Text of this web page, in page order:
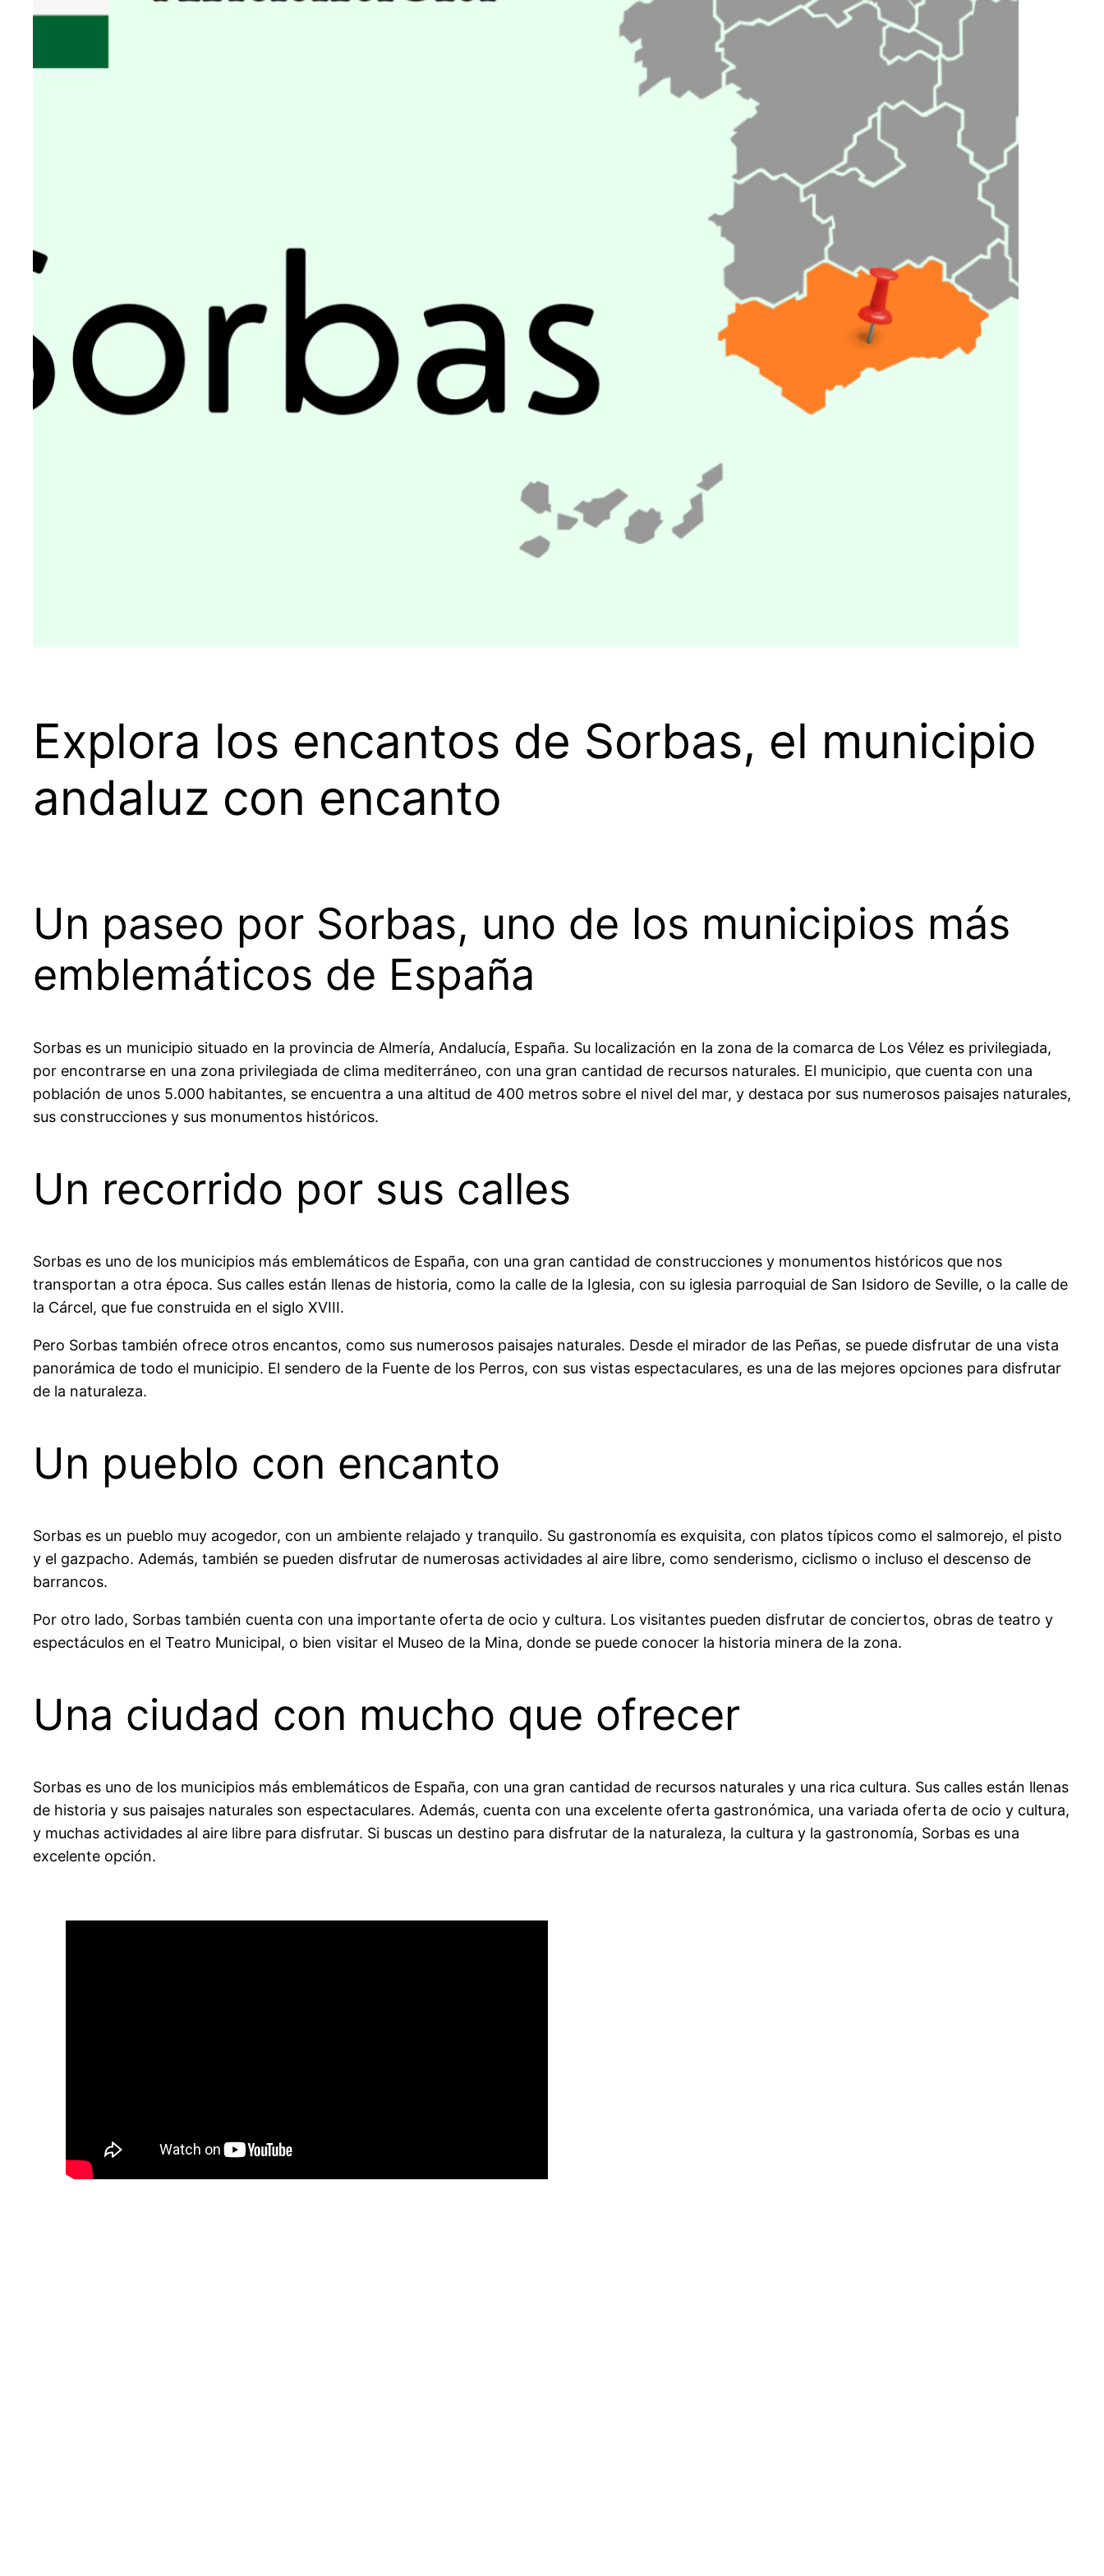
Explora los encantos de Sorbas, el municipio
andaluz con encanto
Un paseo por Sorbas, uno de los municipios más
emblemáticos de España
Sorbas es un municipio situado en la provincia de Almería, Andalucía, España. Su localización en la zona de la comarca de Los Vélez es privilegiada,
por encontrarse en una zona privilegiada de clima mediterráneo, con una gran cantidad de recursos naturales. El municipio, que cuenta con una
población de unos 5.000 habitantes, se encuentra a una altitud de 400 metros sobre el nivel del mar, y destaca por sus numerosos paisajes naturales,
sus construcciones y sus monumentos históricos.
Un recorrido por sus calles
Sorbas es uno de los municipios más emblemáticos de España, con una gran cantidad de construcciones y monumentos históricos que nos
transportan a otra época. Sus calles están llenas de historia, como la calle de la Iglesia, con su iglesia parroquial de San Isidoro de Seville, o la calle de
la Cárcel, que fue construida en el siglo XVIII.
Pero Sorbas también ofrece otros encantos, como sus numerosos paisajes naturales. Desde el mirador de las Peñas, se puede disfrutar de una vista
panorámica de todo el municipio. El sendero de la Fuente de los Perros, con sus vistas espectaculares, es una de las mejores opciones para disfrutar
de la naturaleza.
Un pueblo con encanto
Sorbas es un pueblo muy acogedor, con un ambiente relajado y tranquilo. Su gastronomía es exquisita, con platos típicos como el salmorejo, el pisto
y el gazpacho. Además, también se pueden disfrutar de numerosas actividades al aire libre, como senderismo, ciclismo o incluso el descenso de
barrancos.
Por otro lado, Sorbas también cuenta con una importante oferta de ocio y cultura. Los visitantes pueden disfrutar de conciertos, obras de teatro y
espectáculos en el Teatro Municipal, o bien visitar el Museo de la Mina, donde se puede conocer la historia minera de la zona.
Una ciudad con mucho que ofrecer
Sorbas es uno de los municipios más emblemáticos de España, con una gran cantidad de recursos naturales y una rica cultura. Sus calles están llenas
de historia y sus paisajes naturales son espectaculares. Además, cuenta con una excelente oferta gastronómica, una variada oferta de ocio y cultura,
y muchas actividades al aire libre para disfrutar. Si buscas un destino para disfrutar de la naturaleza, la cultura y la gastronomía, Sorbas es una
excelente opción.